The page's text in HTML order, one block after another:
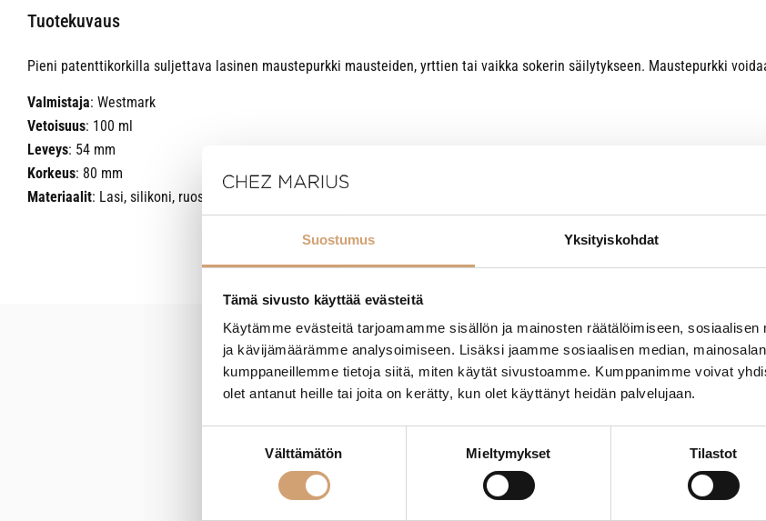
Suostumus Yksityiskohdat
Tämä sivusto käyttää evästeitä
Käytämme evästeitä tarjoamamme sisällön ja mainosten räätälöimiseen,
ja kävijämäärämme analysoimiseen. Lisäksi jaamme sosiaalisen median,
kumppaneillemme tietoja siitä, miten käytät sivustoamme. Kumppanimme voivat
olet antanut heille tai joita on kerätty, kun olet käyttänyt heidän palvelujaan.
Välttämätön Mieltymykset Tilastot
Tuotekuvaus
Pieni patenttikorkilla suljettava lasinen maustepurkki mausteiden, yrttien tai vaikka sokerin säilytykseen. Maustepurkki
Valmistaja: Westmark
Vetoisuus: 100 ml
Leveys: 54 mm
Korkeus: 80 mm
Materiaalit: Lasi, silikoni, ruostumaton teräs
- Tuotteesta ei ole vielä arvosteluja -